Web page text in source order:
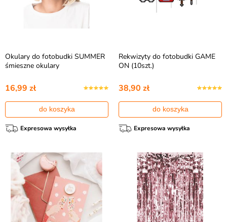
Okulary do fotobudki SUMMER
śmieszne okulary
16,99 zł
do koszyka
Expresowa wysyłka
Rekwizyty do fotobudki GAME
ON (10szt.)
38,90 zł
do koszyka
Expresowa wysyłka